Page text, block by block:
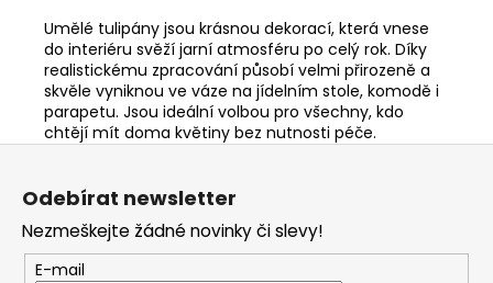
Umělé tulipány jsou krásnou dekorací, která vnese
do interiéru svěží jarní atmosféru po celý rok. Díky
realistickému zpracování působí velmi přirozeně a
skvěle vyniknou ve váze na jídelním stole, komodě i
parapetu. Jsou ideální volbou pro všechny, kdo
chtějí mít doma květiny bez nutnosti péče.
Odebírat newsletter
Nezmeškejte žádné novinky či slevy!
E-mail